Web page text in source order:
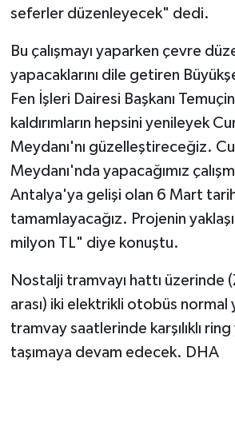
seferler düzenleyecek" dedi.
Bu çalışmayı yaparken çevre
yapacaklarını dile getiren
Fen İşleri Dairesi Başkanı
kaldırımların hepsini yenileyek
Meydanı'nı güzelleştireceğiz.
Meydanı'nda yapacağımız
Antalya'ya gelişi olan 6 Mart
tamamlayacağız. Projenin
milyon TL" diye konuştu.
Nostalji tramvayı hattı üzerinde
arası) iki elektrikli otobüs normal
tramvay saatlerinde karşılıklı
taşımaya devam edecek. DHA